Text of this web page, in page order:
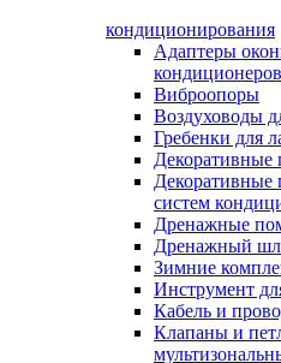
кондиционирования
Адаптеры
кондиционеров
Виброопоры
Воздуховоды
Гребенки для
Декоративные
Декоративные
систем
Дренажные
Дренажный
Зимние
Инструмент
Кабель и
Клапаны и